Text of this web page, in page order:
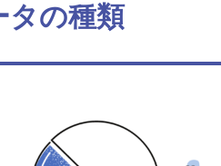
の種類